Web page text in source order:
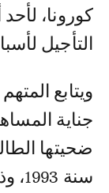
كورونا،
التأجيل
ويتابع
جناية
ضحيتها
سنة